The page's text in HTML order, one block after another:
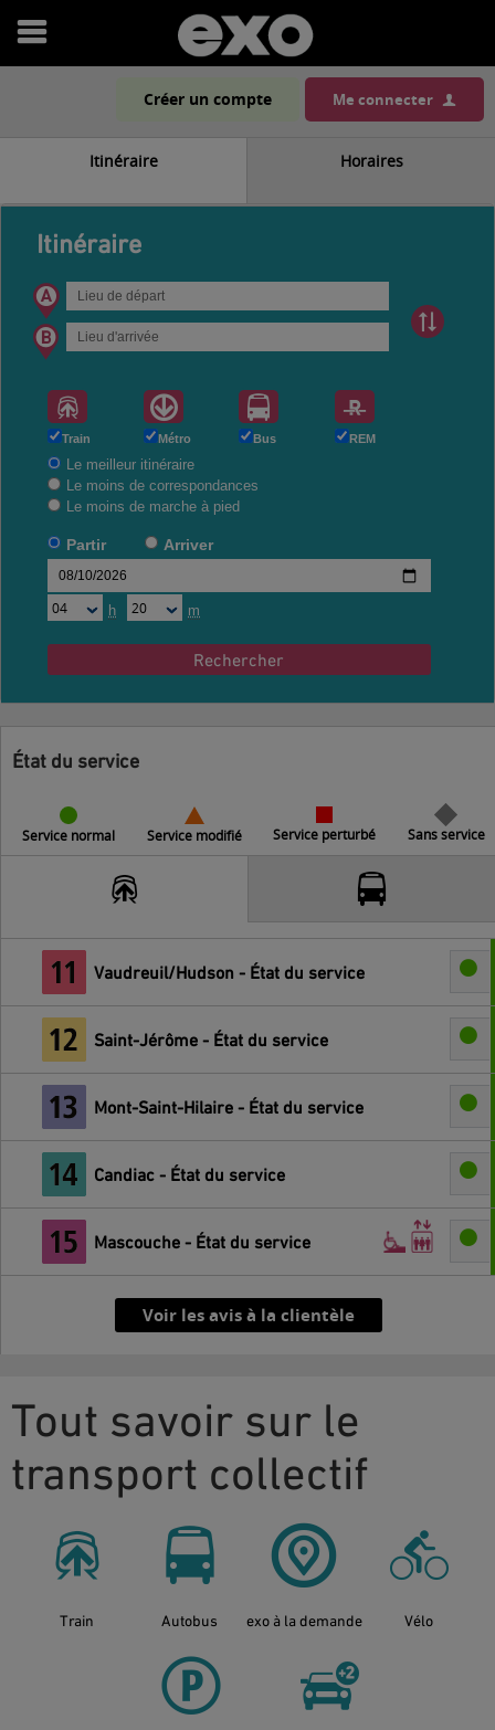
Ouvrir
menu
Créer un compte Me connecter
Itinéraire Horaires
Itinéraire
Train Métro Bus REM
Le meilleur itinéraire
Le moins de correspondances
Le moins de marche à pied
Partir Arriver
h m
Rechercher
Tout savoir sur le
transport collectif
Train Autobus exo à la demande Vélo
État du service
Service normal Service modifié Service perturbé Sans service
Vaudreuil/Hudson - État du service
Saint-Jérôme - État du service
Mont-Saint-Hilaire - État du service
Candiac - État du service
Mascouche - État du service
Voir les avis à la clientèle